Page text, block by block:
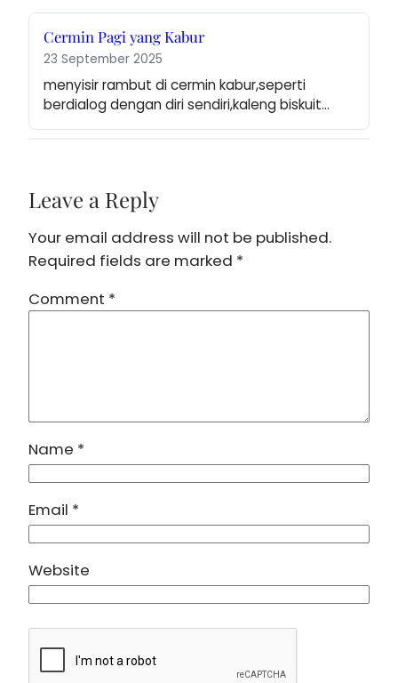
Cermin Pagi yang Kabur
23 September 2025
menyisir rambut di cermin kabur,seperti
berdialog dengan diri sendiri,kaleng biskuit…
Leave a Reply
Your email address will not be published.
Required fields are marked *
Comment *
Name *
Email *
Website